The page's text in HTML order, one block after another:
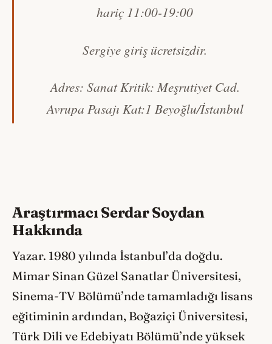
hariç 11:00-19:00
Sergiye giriş ücretsizdir.
Adres: Sanat Kritik: Meşrutiyet Cad.
Avrupa Pasajı Kat:1 Beyoğlu/İstanbul
Araştırmacı Serdar Soydan
Hakkında
Yazar. 1980 yılında İstanbul’da doğdu.
Mimar Sinan Güzel Sanatlar Üniversitesi,
Sinema-TV Bölümü’nde tamamladığı lisans
eğitiminin ardından, Boğaziçi Üniversitesi,
Türk Dili ve Edebiyatı Bölümü’nde yüksek